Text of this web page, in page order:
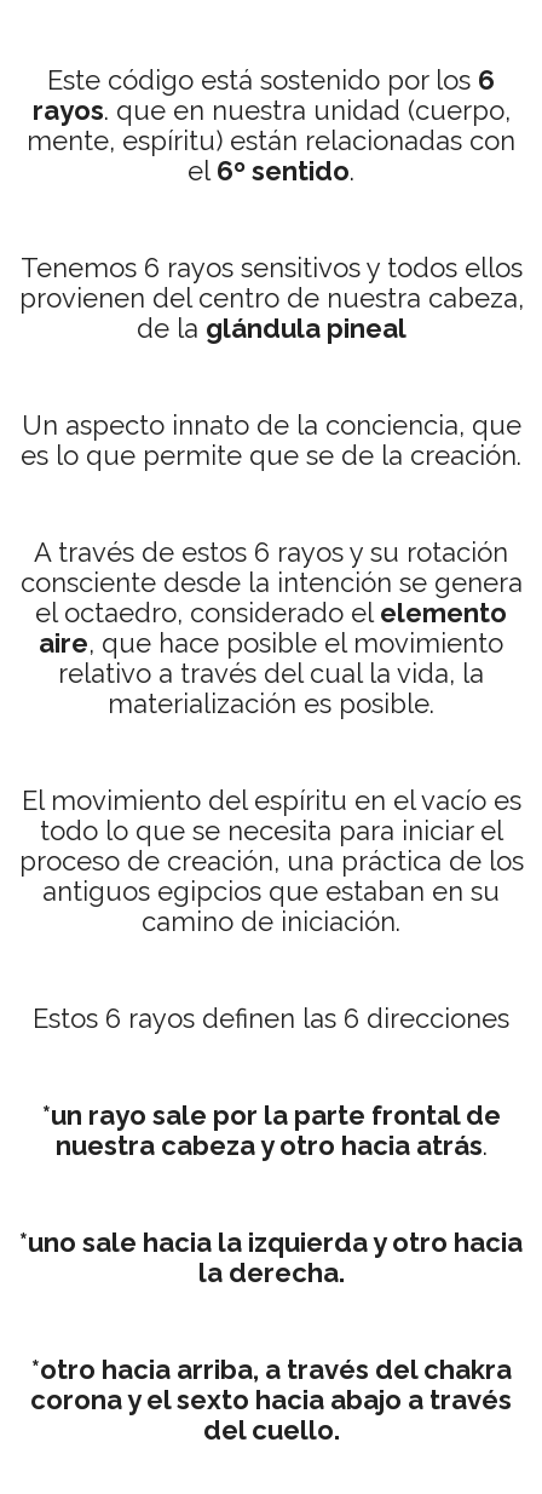
Este código está sostenido por los 6
rayos. que en nuestra unidad (cuerpo,
mente, espíritu) están relacionadas con
el 6º sentido.
Tenemos 6 rayos sensitivos y todos ellos
provienen del centro de nuestra cabeza,
de la glándula pineal
Un aspecto innato de la conciencia, que
es lo que permite que se de la creación.
A través de estos 6 rayos y su rotación
consciente desde la intención se genera
el octaedro, considerado el elemento
aire, que hace posible el movimiento
relativo a través del cual la vida, la
materialización es posible.
El movimiento del espíritu en el vacío es
todo lo que se necesita para iniciar el
proceso de creación, una práctica de los
antiguos egipcios que estaban en su
camino de iniciación.
Estos 6 rayos definen las 6 direcciones
*un rayo sale por la parte frontal de
nuestra cabeza y otro hacia atrás.
*uno sale hacia la izquierda y otro hacia
la derecha.
*otro hacia arriba, a través del chakra
corona y el sexto hacia abajo a través
del cuello.